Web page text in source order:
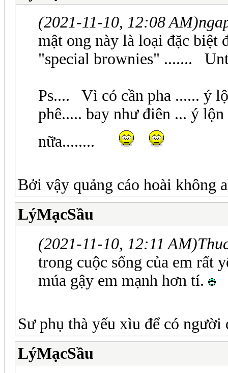
(2021-11-10, 12:08 AM)
mật ong này là loại đặc
"special brownies" .......
Ps.... Vì có cần pha ...... ý
phê..... bay như điên ... ý
nữa........
Bởi vậy quảng cáo hoài không
LýMạcSầu
(2021-11-10, 12:11 AM)
trong cuộc sống của em rất
múa gậy em mạnh hơn tí.
Sư phụ thà yếu xìu để có
LýMạcSầu